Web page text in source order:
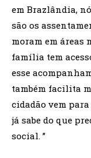
em Brazlândia,
são os
moram em áreas
família tem
esse
também facilita
cidadão vem
já sabe do que
social. ”